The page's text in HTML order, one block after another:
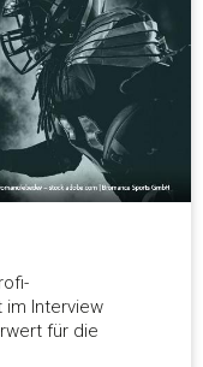
im Interview
für die